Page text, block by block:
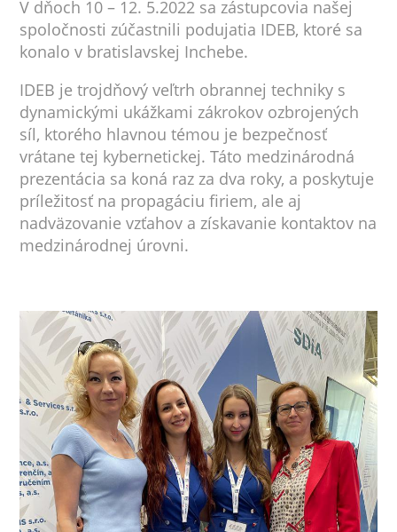
V dňoch 10 – 12. 5.2022 sa zástupcovia našej
spoločnosti zúčastnili podujatia IDEB, ktoré sa
konalo v bratislavskej Inchebe.
IDEB je trojdňový veľtrh obrannej techniky s
dynamickými ukážkami zákrokov ozbrojených
síl, ktorého hlavnou témou je bezpečnosť
vrátane tej kybernetickej. Táto medzinárodná
prezentácia sa koná raz za dva roky, a poskytuje
príležitosť na propagáciu firiem, ale aj
nadväzovanie vzťahov a získavanie kontaktov na
medzinárodnej úrovni.